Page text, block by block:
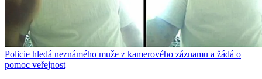
Policie hledá neznámého muže z kamerového záznamu a žádá o
pomoc veřejnost